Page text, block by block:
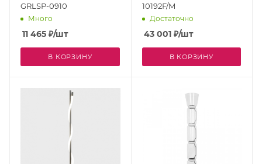
GRLSP-0910
Много
11 465 ₽/шт
В КОРЗИНУ
10192F/M
Достаточно
43 001₽/шт
В КОРЗИНУ